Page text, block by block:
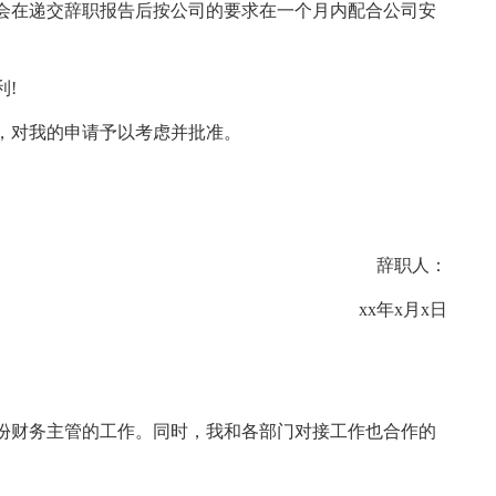
在递交辞职报告后按公司的要求在一个月内配合公司安
!
我的申请予以考虑并批准。
辞职人：
xx年x月x日
财务主管的工作。同时，我和各部门对接工作也合作的